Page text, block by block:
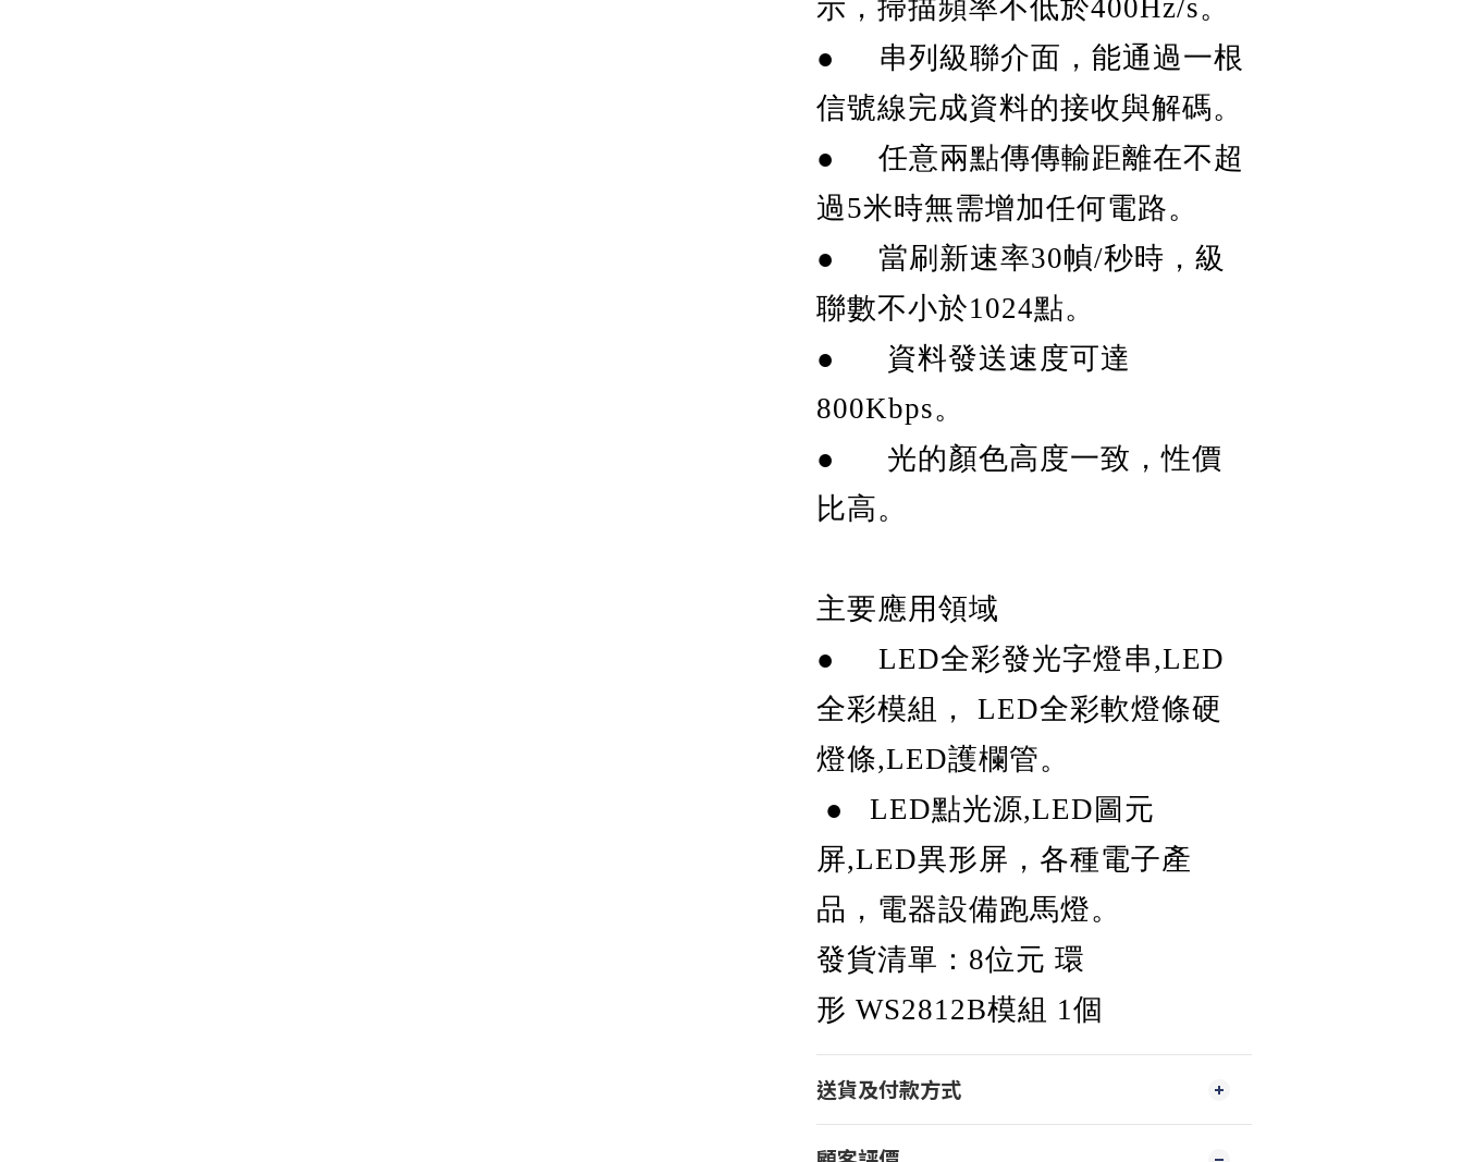
示，掃描頻率不低於400Hz/s。
● 串列級聯介面，能通過一根
信號線完成資料的接收與解碼。
● 任意兩點傳傳輸距離在不超
過5米時無需增加任何電路。
● 當刷新速率30幀/秒時，級
聯數不小於1024點。
● 資料發送速度可達
800Kbps。
● 光的顏色高度一致，性價
比高。
主要應用領域
● LED全彩發光字燈串,LED
全彩模組， LED全彩軟燈條硬
燈條,LED護欄管。
● LED點光源,LED圖元
屏,LED異形屏，各種電子產
品，電器設備跑馬燈。
發貨清單：8位元 環
形 WS2812B模組 1個
送貨及付款方式